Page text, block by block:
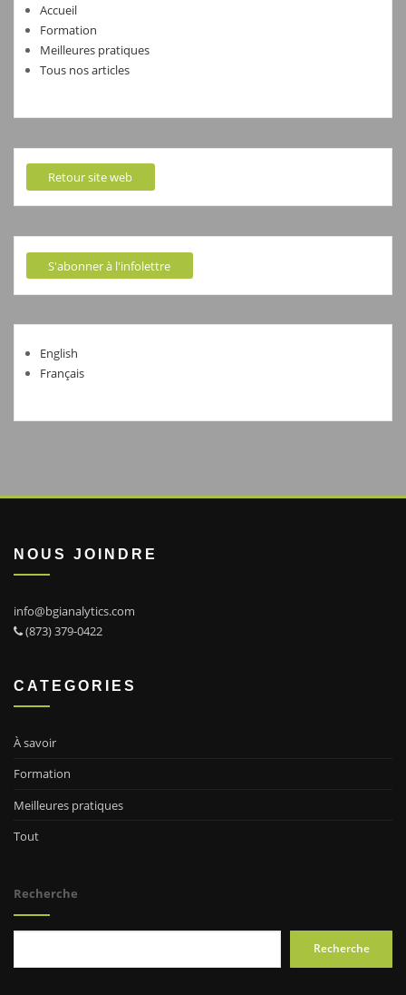
Accueil
Formation
Meilleures pratiques
Tous nos articles
Retour site web
S'abonner à l'infolettre
English
Français
NOUS JOINDRE
info@bgianalytics.com
(873) 379-0422
CATEGORIES
À savoir
Formation
Meilleures pratiques
Tout
Recherche
Recherche